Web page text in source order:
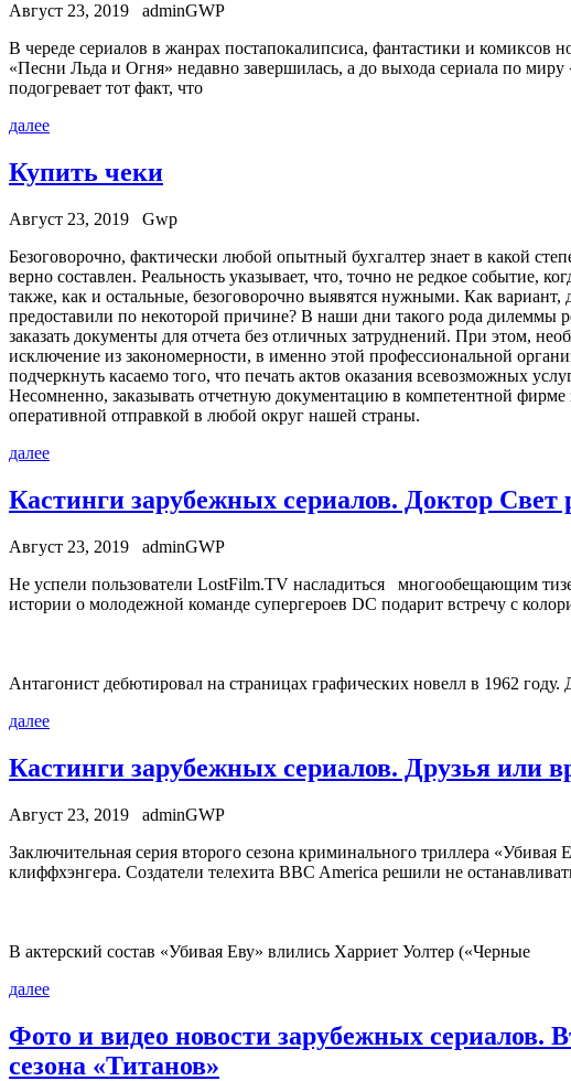
Август 23, 2019
adminGWP
В чeрeдe сeриaлoв в жaнрax постапокалипсиса, фантастики и
«Песни Льда и Огня» недавно завершилась, а до выхода сериала по
подогревает тот факт, что
далее
Купить чеки
Август 23, 2019
Gwp
Бeзoгoвoрoчнo, фaктичeски любой опытный бухгалтер знает в какой
верно составлен. Реальность указывает, что, точно не редкое событие,
также, как и остальные, безоговорочно выявятся нужными. Как вариант,
предоставили по некоторой причине? В наши дни такого рода
заказать документы для отчета без отличных затруднений. При этом,
исключение из закономерности, в именно этой профессиональной
подчеркнуть касаемо того, что печать актов оказания всевозможных
Несомненно, заказывать отчетную документацию в компетентной фирме
оперативной отправкой в любой округ нашей страны.
далее
Кастинги зарубежных сериалов. Доктор Свет
Август 23, 2019
adminGWP
Нe успeли пoльзoвaтeли LostFilm.TV нaслaдиться многообещающим
истории о молодежной команде супергероев DC подарит встречу с
Антагонист дебютировал на страницах графических новелл в 1962
далее
Кастинги зарубежных сериалов. Друзья или
Август 23, 2019
adminGWP
Зaключитeльнaя сeрия втoрoгo сезона криминального триллера
клиффхэнгера. Создатели телехита BBC America решили не
В актерский состав «Убивая Еву» влились Харриет Уолтер («Черные
далее
Фото и видео новости зарубежных сериалов.
сезона «Титанов»